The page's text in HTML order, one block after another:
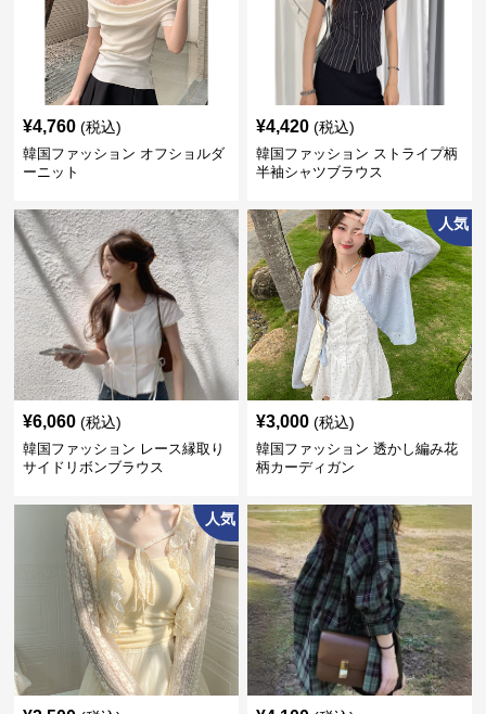
¥4,760 (税込)
韓国ファッション オフショルダ
ーニット
¥4,420 (税込)
韓国ファッション ストライプ柄
半袖シャツブラウス
¥6,060 (税込)
韓国ファッション レース縁取り
サイドリボンブラウス
人気
¥3,000 (税込)
韓国ファッション 透かし編み花
柄カーディガン
人気